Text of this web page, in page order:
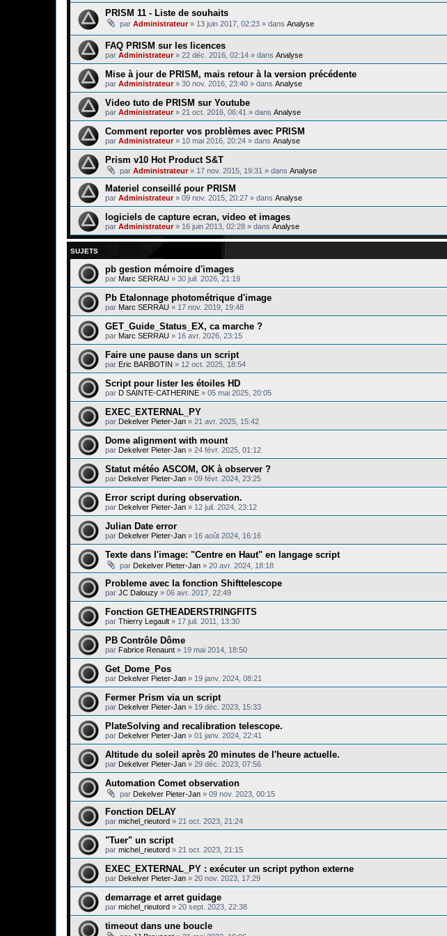
PRISM 11 - Liste de souhaits
par Administrateur» 13 juin 2017, 02:23 » dans Analyse
FAQ PRISM sur les licences
par Administrateur» 22 déc. 2016, 02:14 » dans Analyse
Mise à jour de PRISM, mais retour à la version précédente
par Administrateur» 30 nov. 2016, 23:40 » dans Analyse
Video tuto de PRISM sur Youtube
par Administrateur» 21 oct. 2016, 06:41 » dans Analyse
Comment reporter vos problèmes avec PRISM
par Administrateur» 10 mai 2016, 20:24 » dans Analyse
Prism v10 Hot Product S&T
par Administrateur» 17 nov. 2015, 19:31 » dans Analyse
Materiel conseillé pour PRISM
par Administrateur» 09 nov. 2015, 20:27 » dans Analyse
logiciels de capture ecran, video et images
par Administrateur» 16 juin 2013, 02:28 » dans Analyse
SUJETS
pb gestion mémoire d'images
par Marc SERRAU » 30 juil. 2026, 21:19
Pb Etalonnage photométrique d'image
par Marc SERRAU » 17 nov. 2019, 19:48
GET_Guide_Status_EX, ca marche ?
par Marc SERRAU » 16 avr. 2026, 23:15
Faire une pause dans un script
par Eric BARBOTIN » 12 oct. 2025, 18:54
Script pour lister les étoiles HD
par D SAINTE-CATHERINE » 05 mai 2025, 20:05
EXEC_EXTERNAL_PY
par Dekelver Pieter-Jan » 21 avr. 2025, 15:42
Dome alignment with mount
par Dekelver Pieter-Jan » 24 févr. 2025, 01:12
Statut météo ASCOM, OK à observer ?
par Dekelver Pieter-Jan » 09 févr. 2024, 23:25
Error script during observation.
par Dekelver Pieter-Jan » 12 juil. 2024, 23:12
Julian Date error
par Dekelver Pieter-Jan » 16 août 2024, 16:16
Texte dans l'image: "Centre en Haut" en langage script
par Dekelver Pieter-Jan » 20 avr. 2024, 18:18
Probleme avec la fonction Shifttelescope
par JC Dalouzy » 06 avr. 2017, 22:49
Fonction GETHEADERSTRINGFITS
par Thierry Legault » 17 juil. 2011, 13:30
PB Contrôle Dôme
par Fabrice Renaunt » 19 mai 2014, 18:50
Get_Dome_Pos
par Dekelver Pieter-Jan » 19 janv. 2024, 08:21
Fermer Prism via un script
par Dekelver Pieter-Jan » 19 déc. 2023, 15:33
PlateSolving and recalibration telescope.
par Dekelver Pieter-Jan » 01 janv. 2024, 22:41
Altitude du soleil après 20 minutes de l'heure actuelle.
par Dekelver Pieter-Jan » 29 déc. 2023, 07:56
Automation Comet observation
par Dekelver Pieter-Jan » 09 nov. 2023, 00:15
Fonction DELAY
par michel_rieutord » 21 oct. 2023, 21:24
"Tuer" un script
par michel_rieutord » 21 oct. 2023, 21:15
EXEC_EXTERNAL_PY : exécuter un script python externe
par Dekelver Pieter-Jan » 20 nov. 2023, 17:29
demarrage et arret guidage
par michel_rieutord » 20 sept. 2023, 22:38
timeout dans une boucle